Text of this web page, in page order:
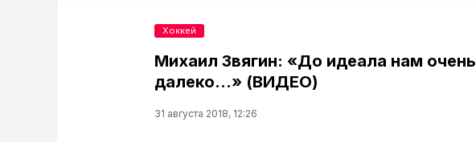
Михаил Звягин: «До идеала нам очень
далеко…» (ВИДЕО)
31 августа 2018, 12:26
Хоккей